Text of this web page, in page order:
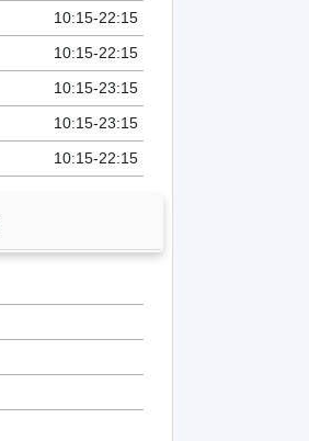
10:15-22:15
10:15-22:15
10:15-23:15
10:15-23:15
10:15-22:15